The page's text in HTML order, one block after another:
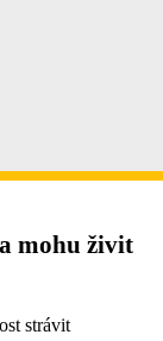
mohu živit
strávit